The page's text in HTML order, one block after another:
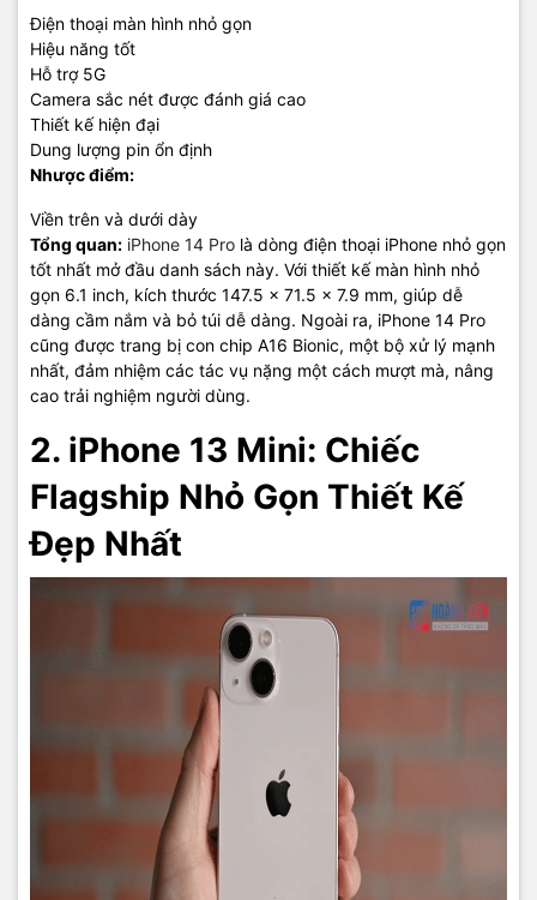
Điện thoại màn hình nhỏ gọn
Hiệu năng tốt
Hỗ trợ 5G
Camera sắc nét được đánh giá cao
Thiết kế hiện đại
Dung lượng pin ổn định
Nhược điểm:
Viền trên và dưới dày
Tổng quan: iPhone 14 Pro là dòng điện thoại iPhone nhỏ gọn
tốt nhất mở đầu danh sách này. Với thiết kế màn hình nhỏ
gọn 6.1 inch, kích thước 147.5 x 71.5 x 7.9 mm, giúp dễ
dàng cầm nắm và bỏ túi dễ dàng. Ngoài ra, iPhone 14 Pro
cũng được trang bị con chip A16 Bionic, một bộ xử lý mạnh
nhất, đảm nhiệm các tác vụ nặng một cách mượt mà, nâng
cao trải nghiệm người dùng.
2. iPhone 13 Mini: Chiếc
Flagship Nhỏ Gọn Thiết Kế
Đẹp Nhất